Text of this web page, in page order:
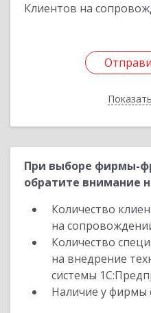
Клиентов на
При выборе фирмы-
обратите внимание
Количество
на
Количество
на внедрение
системы
Наличие у фирмы